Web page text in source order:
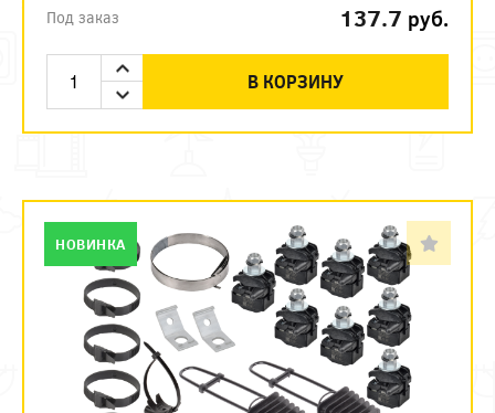
Под заказ 137.7 руб.
В КОРЗИНУ
НОВИНКА